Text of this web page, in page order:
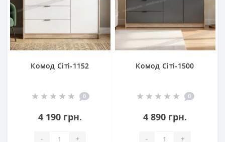
Комод Сіті-1152
0
4 190 грн.
- +
Комод Сіті-1500
0
4 890 грн.
- +